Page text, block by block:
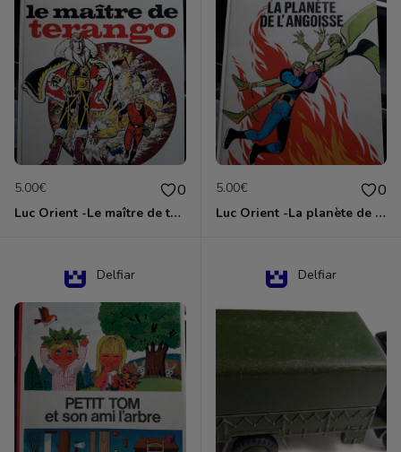
5.00€ 0
Luc Orient -Le maître de terango
5.00€ 0
Luc Orient -La planète de l'angoisse
Delfiar Delfiar